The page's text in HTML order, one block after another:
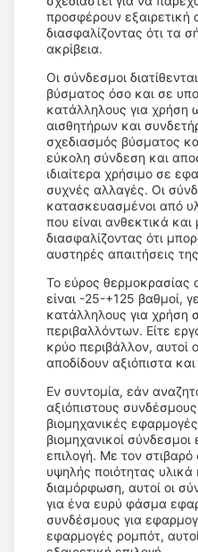
προσφέρουν εξαιρετική
διασφαλίζοντας ότι τα
ακρίβεια.
Οι σύνδεσμοι
βύσματος όσο και σε
κατάλληλους για χρήση
αισθητήρων και
σχεδιασμός βύσματος
εύκολη σύνδεση και
ιδιαίτερα χρήσιμο σε
συχνές αλλαγές. Οι
κατασκευασμένοι από
που είναι ανθεκτικά
διασφαλίζοντας ότι
αυστηρές απαιτήσεις
Το εύρος
είναι -25-+125 βαθμοί,
κατάλληλους για χρήση
περιβαλλόντων. Είτε
κρύο περιβάλλον, αυτοί
αποδίδουν αξιόπιστα
Εν συντομία, εάν
αξιόπιστους
βιομηχανικές
βιομηχανικοί σύνδεσμοι
επιλογή. Με τον
υψηλής ποιότητας υλικά
διαμόρφωση, αυτοί οι
για ένα ευρύ φάσμα
συνδέσμους για
εφαρμογές ρομπότ,